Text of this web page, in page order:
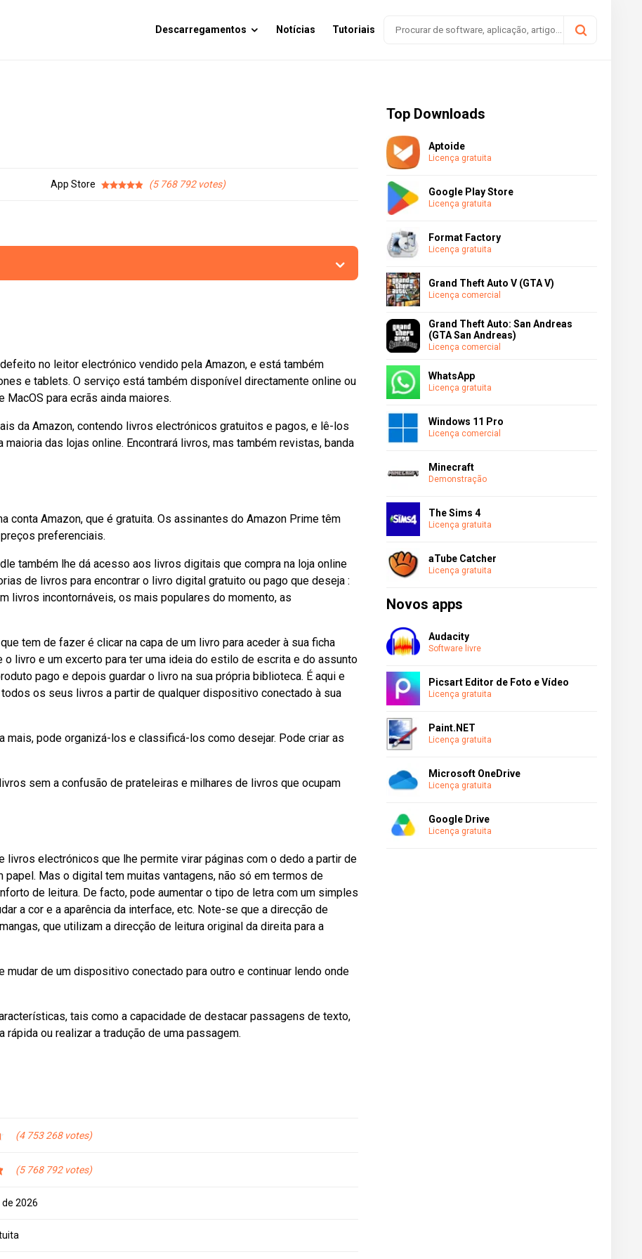
Descarregamentos Notícias Tutoriais
App Store 5 768 792
no leitor electrónico vendido pela Amazon, e está também
e tablets. O serviço está também disponível directamente online ou
para ecrãs ainda maiores.
da Amazon, contendo livros electrónicos gratuitos e pagos, e lê-los
das lojas online. Encontrará livros, mas também revistas, banda
conta Amazon, que é gratuita. Os assinantes do Amazon Prime têm
preferenciais.
também lhe dá acesso aos livros digitais que compra na loja online
de livros para encontrar o livro digital gratuito ou pago que deseja :
livros incontornáveis, os mais populares do momento, as
tem de fazer é clicar na capa de um livro para aceder à sua ficha
livro e um excerto para ter uma ideia do estilo de escrita e do assunto
pago e depois guardar o livro na sua própria biblioteca. É aqui e
os seus livros a partir de qualquer dispositivo conectado à sua
mais, pode organizá-los e classificá-los como desejar. Pode criar as
sem a confusão de prateleiras e milhares de livros que ocupam
livros electrónicos que lhe permite virar páginas com o dedo a partir de
Mas o digital tem muitas vantagens, não só em termos de
de leitura. De facto, pode aumentar o tipo de letra com um simples
a cor e a aparência da interface, etc. Note-se que a direcção de
que utilizam a direcção de leitura original da direita para a
de um dispositivo conectado para outro e continuar lendo onde
tais como a capacidade de destacar passagens de texto,
rápida ou realizar a tradução de uma passagem.
4 753 268
5 768 792
2026
Top Downloads
Aptoide
Licença gratuita
Google Play Store
Licença gratuita
Format Factory
Licença gratuita
Grand Theft Auto V (GTA V)
Licença comercial
Grand Theft Auto: San Andreas
(GTA San Andreas)
Licença comercial
WhatsApp
Licença gratuita
Windows 11 Pro
Licença comercial
Minecraft
Demonstração
The Sims 4
Licença gratuita
aTube Catcher
Licença gratuita
Novos apps
Audacity
Software livre
Picsart Editor de Foto e Vídeo
Licença gratuita
Paint.NET
Licença gratuita
Microsoft OneDrive
Licença gratuita
Google Drive
Licença gratuita